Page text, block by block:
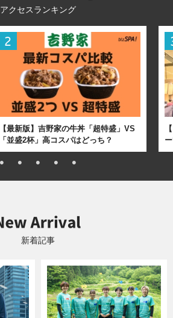
アクセスランキング
【最新版】吉野家の牛丼「超特盛」VS
「並盛2杯」高コスパはどっち？
新着記事